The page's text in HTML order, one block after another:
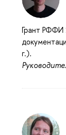
Грант РФФИ
г.).